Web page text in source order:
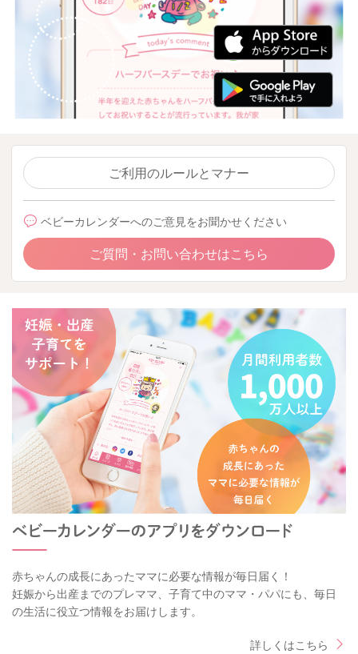
ご利用のルールとマナー
ベビーカレンダーへのご意見をお聞かせください
ご質問・お問い合わせはこちら
赤ちゃんの成長にあったママに必要な情報が毎日届く！
妊娠から出産までのプレママ、子育て中のママ・パパにも、毎日
の生活に役立つ情報をお届けします。
詳しくはこちら